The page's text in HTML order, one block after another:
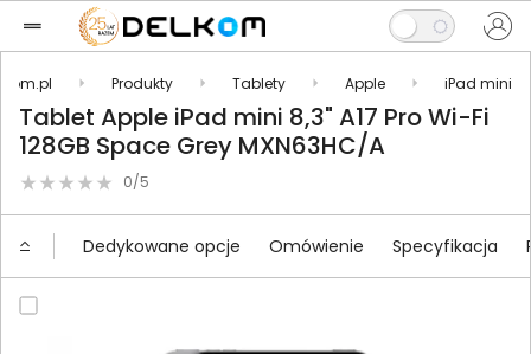
Produkty Tablety Apple iPad mini
Tablet Apple iPad mini 8,3" A17 Pro Wi-Fi
128GB Space Grey MXN63HC/A
0/5
Dedykowane opcje Omówienie Specyfikacja